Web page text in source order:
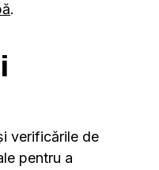
.
verificările de
pentru a